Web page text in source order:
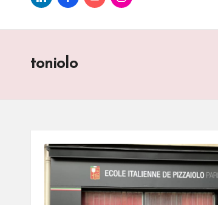
V
toniolo